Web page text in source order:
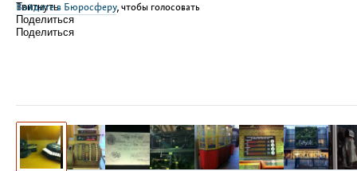
Войдите в Бюросферу, чтобы голосовать
Твитнуть
Поделиться
Поделиться